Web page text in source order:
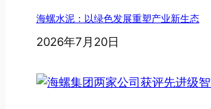
海螺水泥：以绿色发展重塑产业新生态
2026年7月20日